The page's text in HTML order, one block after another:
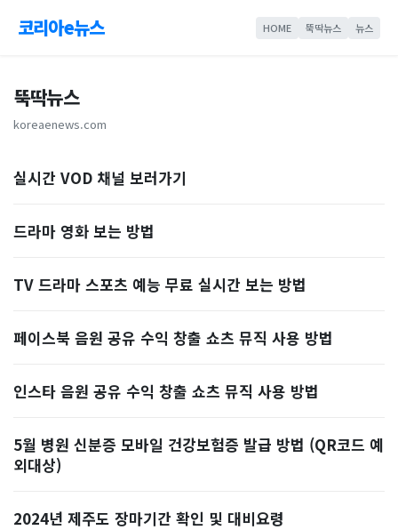
코리아e뉴스 HOME 뚝딱뉴스 뉴스
뚝딱뉴스
koreaenews.com
실시간 VOD 채널 보러가기
드라마 영화 보는 방법
TV 드라마 스포츠 예능 무료 실시간 보는 방법
페이스북 음원 공유 수익 창출 쇼츠 뮤직 사용 방법
인스타 음원 공유 수익 창출 쇼츠 뮤직 사용 방법
5월 병원 신분증 모바일 건강보험증 발급 방법 (QR코드 예
외대상)
2024년 제주도 장마기간 확인 및 대비요령